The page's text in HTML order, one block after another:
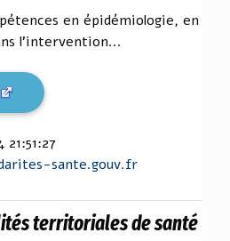
en épidémiologie, en
l'intervention...
sante.gouv.fr
territoriales de santé